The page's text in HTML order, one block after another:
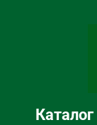
Каталог